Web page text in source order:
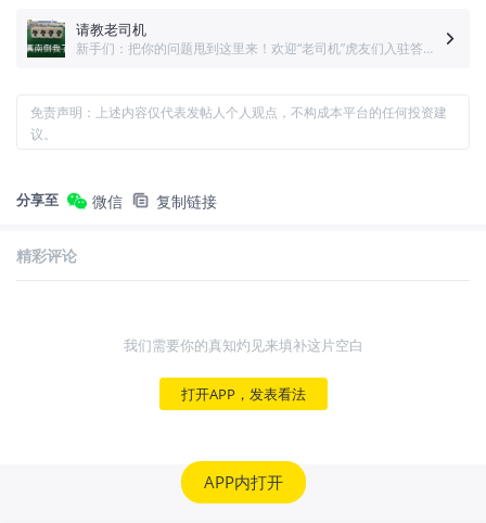
请教老司机
新手们：把你的问题甩到这里来！欢迎“老司机”虎友们入驻答疑！！！
免责声明：上述内容仅代表发帖人个人观点，不构成本平台的任何投资建
议。
分享至 微信 复制链接
精彩评论
我们需要你的真知灼见来填补这片空白
打开APP，发表看法
APP内打开